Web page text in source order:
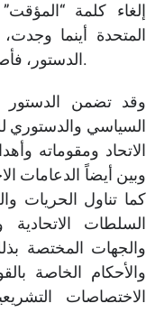
إلغاء كلمة
المتحدة أينما
الدستور، فأصبح دستوراً دائماً للدولة منذ ذلك الحين.
وقد تضمن الدستور
السياسي والدستوري
الاتحاد ومقوماته
وبين أيضاً الدعامات
كما تناول الحريات
السلطات الاتحادية
والجهات المختصة
والأحكام الخاصة
الاختصاصات